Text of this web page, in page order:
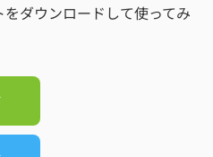
ダウンロードして使ってみ